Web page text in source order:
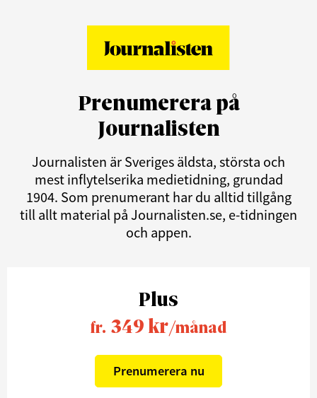
Prenumerera på
Journalisten
Journalisten är Sveriges äldsta, största och
mest inflytelserika medietidning, grundad
1904. Som prenumerant har du alltid tillgång
till allt material på Journalisten.se, e-tidningen
och appen.
Plus
fr. 349 kr/månad
Prenumerera nu